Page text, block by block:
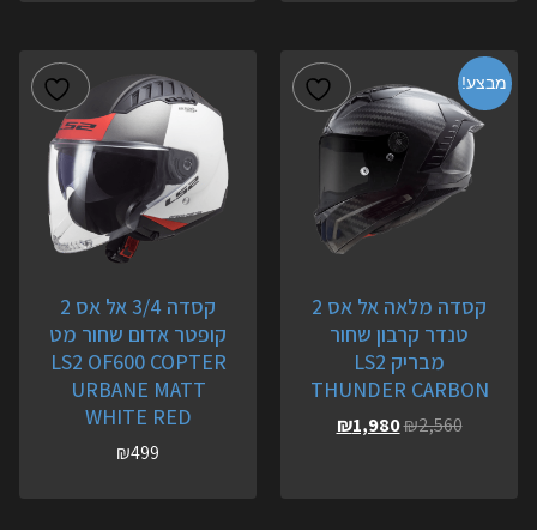
מבצע!
קסדה מלאה אל אס 2
טנדר קרבון שחור
מבריק LS2
THUNDER CARBON
₪2,560
₪1,980
קסדה 3/4 אל אס 2
קופטר אדום שחור מט
LS2 OF600 COPTER
URBANE MATT
WHITE RED
₪499